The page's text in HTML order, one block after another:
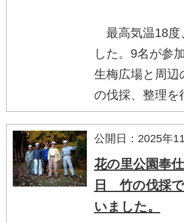
最高気温18度
した。9名が参
生梅広場と周辺
の伐採、整理を
公開日：2025年
花の里公園奉
日 竹の伐採
いました。